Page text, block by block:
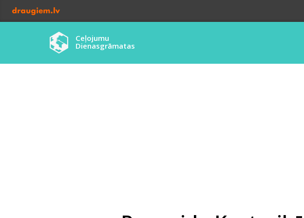
Ceļojumu
Dienasgrāmatas